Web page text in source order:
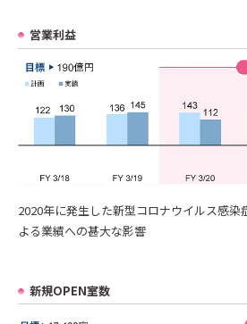
営業利益
2020年に発生した新型コロナウイルス感染
よる業績への甚大な影響
新規OPEN室数